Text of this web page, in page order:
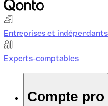
Entreprises et indépendants
Experts-comptables
Compte pro